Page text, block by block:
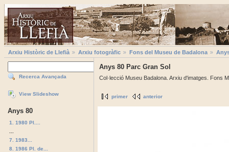
Arxiu Històric de Llefià Arxiu fotogràfic Fons del Museu de Badalona
Recerca Avançada
View Slideshow
Anys 80
1. 1980 Pl....
7. 1983...
8. 1986 Pl. de...
Anys 80 Parc Gran Sol
Col·lecció Museu Badalona. Arxiu d'imatges. Fons
primer anterior